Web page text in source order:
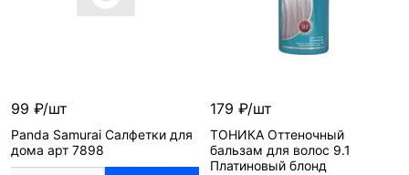
99 ₽/шт
Panda Samurai Салфетки для
дома арт 7898
179 ₽/шт
ТОНИКА Оттеночный
бальзам для волос 9.1
Платиновый блонд